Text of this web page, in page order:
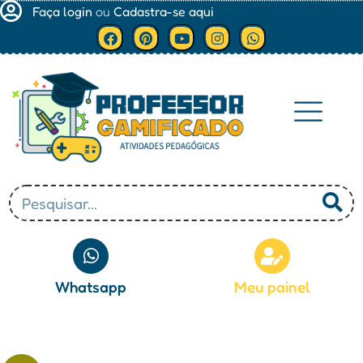
Faça login ou Cadastra-se aqui
Whatsapp Meu painel